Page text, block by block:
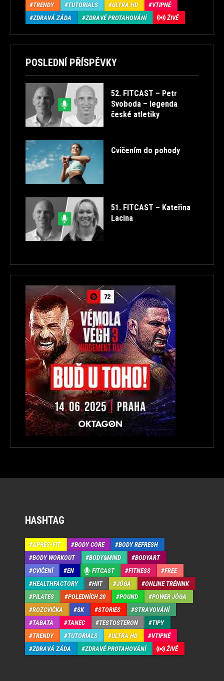
TRENDY
TUTORIALS ULTRA HD
VTIPNÉ
ZDRAVÁ ZÁDA
ZDRAVÉ PROTAHOVÁNÍ ŽIVĚ
POSLEDNÍ PŘÍSPĚVKY
52. FITCAST – Petr
Svoboda – legenda
české atletiky
Cvičením do pohody
51. FITCAST – Kateřina
Lacina
HASHTAG
APRÉS-FIT BODY CORE
BODY REFRESH
BODY WORKOUT
BODY&MIND
BODYART
CVIČENÍ
EN FITCAST FITNESS
FREE
HEALTHFACTORY
HIIT JÓGA
ONLINE TRÉNINK
PILATES
POLEDNÍCH 20 POUND
POWER JÓGA
ROZCVIČKA
SK STORIES
STRAVOVÁNÍ
TABATA
TANEC TESTOSTERON
TIPY
TRENDY
TUTORIALS ULTRA HD
VTIPNÉ
ZDRAVÁ ZÁDA
ZDRAVÉ PROTAHOVÁNÍ ŽIVĚ